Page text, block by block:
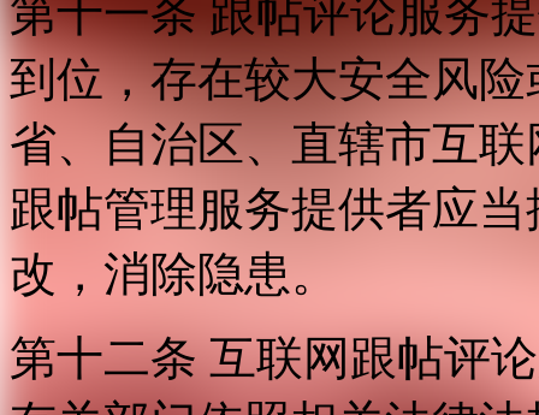
第十一条 跟帖评论服务
到位，存在较大安全风
省、自治区、直辖市互
跟帖管理服务提供者应
改，消除隐患。
第十二条 互联网跟帖评